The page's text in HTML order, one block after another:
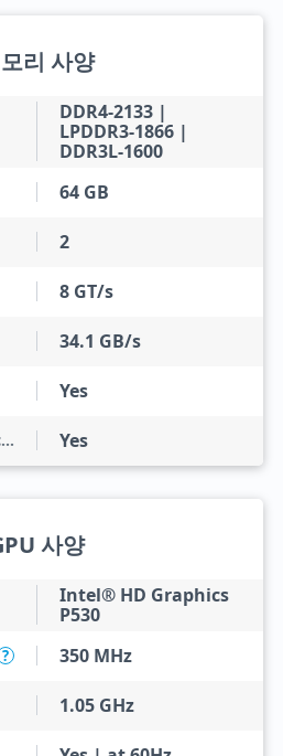
리 사양
DDR4-2133 |
LPDDR3-1866 |
DDR3L-1600
64 GB
2
8 GT/s
34.1 GB/s
Yes
Intel Flex Memory Access Yes
사양
Intel® HD Graphics
P530
? 350 MHz
1.05 GHz